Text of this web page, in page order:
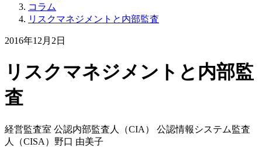
コラム
リスクマネジメントと内部監査
2016年12月2日
リスクマネジメントと内部監
査
経営監査室 公認内部監査人（CIA） 公認情報システム監査
人（CISA） 野口 由美子